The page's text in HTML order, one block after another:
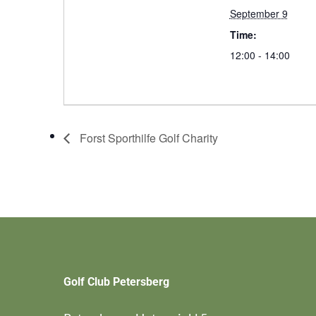
September 9
Time:
12:00 - 14:00
Forst Sporthilfe Golf Charity
Golf Club Petersberg